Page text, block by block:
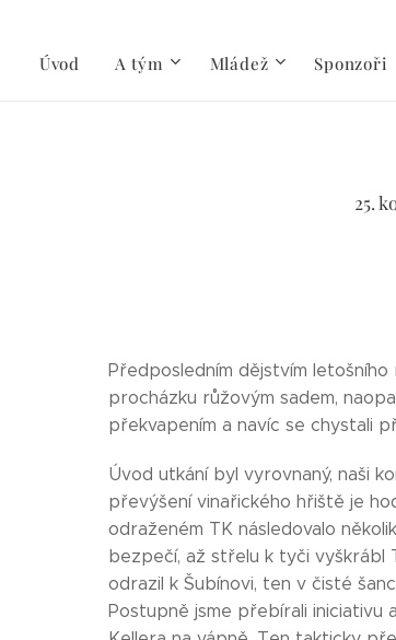
Úvod A tým Mládež Sponzoři
25.
Předposledním dějstvím
procházku růžovým sadem,
překvapením a navíc se chystali
Úvod utkání byl vyrovnaný, naši
převýšení vinařického hřiště je
odraženém TK následovalo
bezpečí, až střelu k tyči vyškrábl
odrazil k Šubínovi, ten v čisté
Postupně jsme přebírali iniciativu